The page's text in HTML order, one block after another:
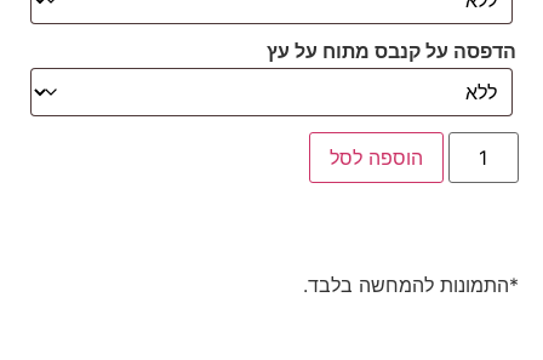
הדפסה על קנבס מתוח על עץ
הוספה לסל
*התמונות להמחשה בלבד.